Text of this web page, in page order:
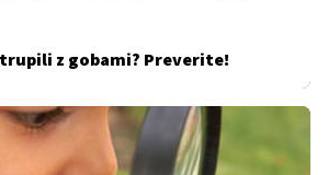
z gobami? Preverite!